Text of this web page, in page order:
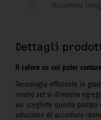
Accumulo
Dettagli
Il calore su cui poter contare
Tecnologia efficiente in
nostro set si dimostra
voi scegliete questa
soluzione di accumulo